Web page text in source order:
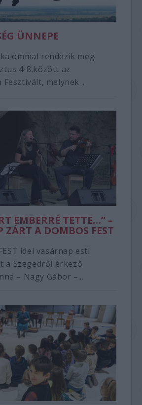
ÜNNEPE
rendezik meg
4-8.között az
melynek...
EMBERRÉ TETTE…” –
ZÁRT A DOMBOS FEST
idei vasárnap esti
a Szegedről érkező
– Nagy Gábor –...